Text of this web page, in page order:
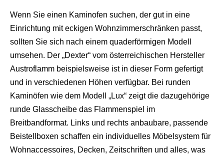
Wenn Sie einen Kaminofen suchen, der gut in eine
Einrichtung mit eckigen Wohnzimmerschränken passt,
sollten Sie sich nach einem quaderförmigen Modell
umsehen. Der „Dexter“ vom österreichischen Hersteller
Austroflamm beispielsweise ist in dieser Form gefertigt
und in verschiedenen Höhen verfügbar. Bei runden
Kaminöfen wie dem Modell „Lux“ zeigt die dazugehörige
runde Glasscheibe das Flammenspiel im
Breitbandformat. Links und rechts anbaubare, passende
Beistellboxen schaffen ein individuelles Möbelsystem für
Wohnaccessoires, Decken, Zeitschriften und alles, was